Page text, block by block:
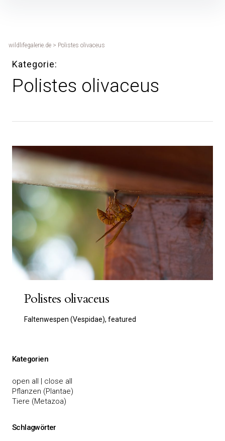
wildlifegalerie.de > Polistes olivaceus
Kategorie
Polistes olivaceus
Polistes olivaceus
Faltenwespen (Vespidae), featured
Kategorien
open all | close all
Pflanzen (Plantae)
Tiere (Metazoa)
Schlagwörter